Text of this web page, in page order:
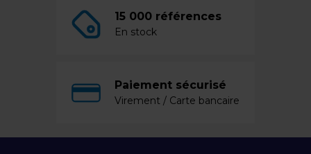
15 000 références
En stock
Paiement sécurisé
Virement / Carte bancaire